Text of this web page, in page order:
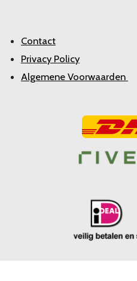
Contact
Privacy Policy
Algemene Voorwaarden